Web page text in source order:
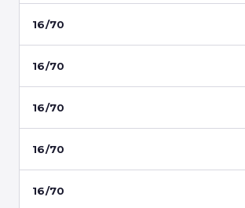
16/70
16/70
16/70
16/70
16/70